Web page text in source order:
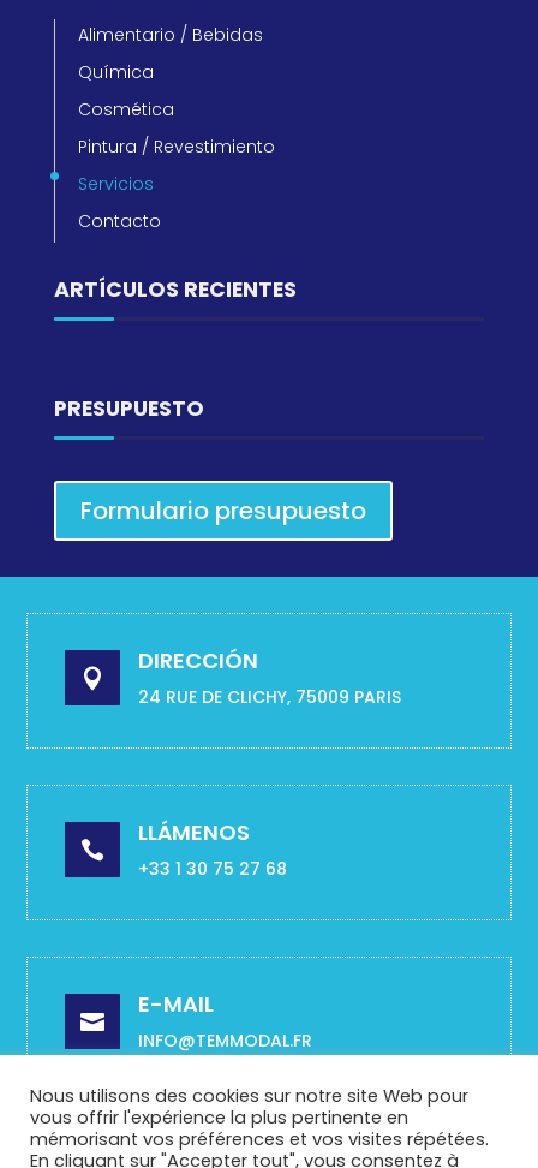
Alimentario / Bebidas
Química
Cosmética
Pintura / Revestimiento
Servicios
Contacto
ARTÍCULOS RECIENTES
PRESUPUESTO
Formulario presupuesto

DIRECCIÓN
24 RUE DE CLICHY, 75009 PARIS

LLÁMENOS
+33 1 30 75 27 68

E-MAIL
INFO@TEMMODAL.FR
Nous utilisons des cookies sur notre site Web pour
vous offrir l'expérience la plus pertinente en
mémorisant vos préférences et vos visites répétées.
En cliquant sur "Accepter tout", vous consentez à